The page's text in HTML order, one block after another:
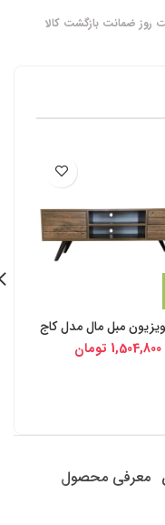
روز ضمانت بازگشت کالا
مبل مال مدل کاج
1,504,800 تومان
معرفی محصول